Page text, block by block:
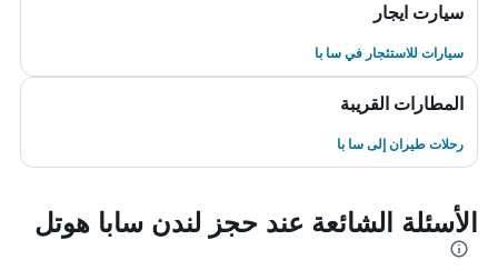
سيارت ايجار
سيارات للاستئجار في سا با
المطارات القريبة
رحلات طيران إلى سا با
الأسئلة الشائعة عند حجز لندن سابا هوتل